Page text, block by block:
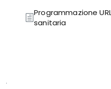
Programmazione
sanitaria
.